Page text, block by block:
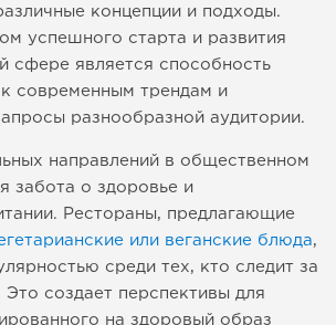
концепции и подходы.
успешного старта и развития
сфере является способность
к современным трендам и
разнообразной аудитории.
направлений в общественном
забота о здоровье и
Рестораны, предлагающие
или веганские блюда,
среди тех, кто следит за
Это создает перспективы для
на здоровый образ